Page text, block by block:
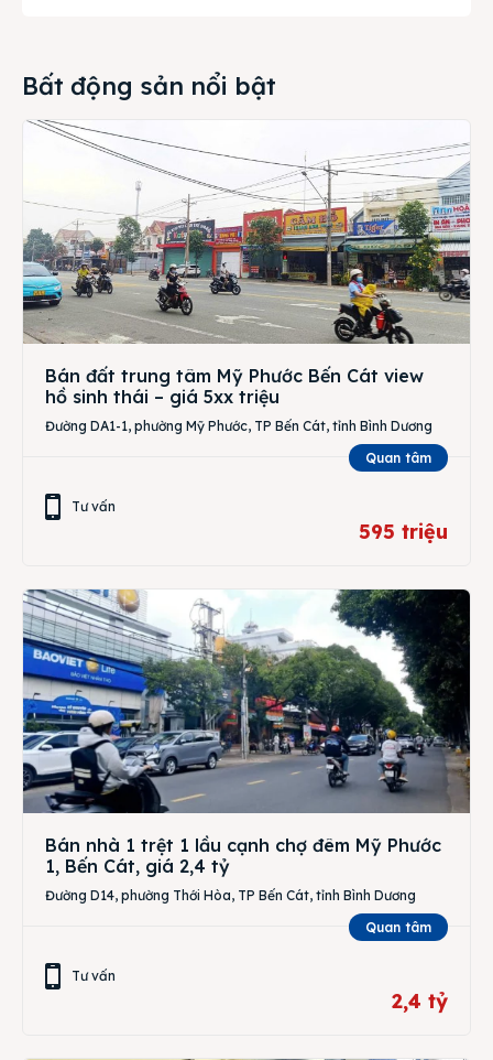
Bất động sản nổi bật
Bán đất trung tâm Mỹ Phước Bến Cát view
hồ sinh thái – giá 5xx triệu
Đường DA1-1, phường Mỹ Phước, TP Bến Cát, tỉnh Bình Dương
Quan tâm
Tư vấn
595 triệu
Bán nhà 1 trệt 1 lầu cạnh chợ đêm Mỹ Phước
1, Bến Cát, giá 2,4 tỷ
Đường D14, phường Thới Hòa, TP Bến Cát, tỉnh Bình Dương
Quan tâm
Tư vấn
2,4 tỷ